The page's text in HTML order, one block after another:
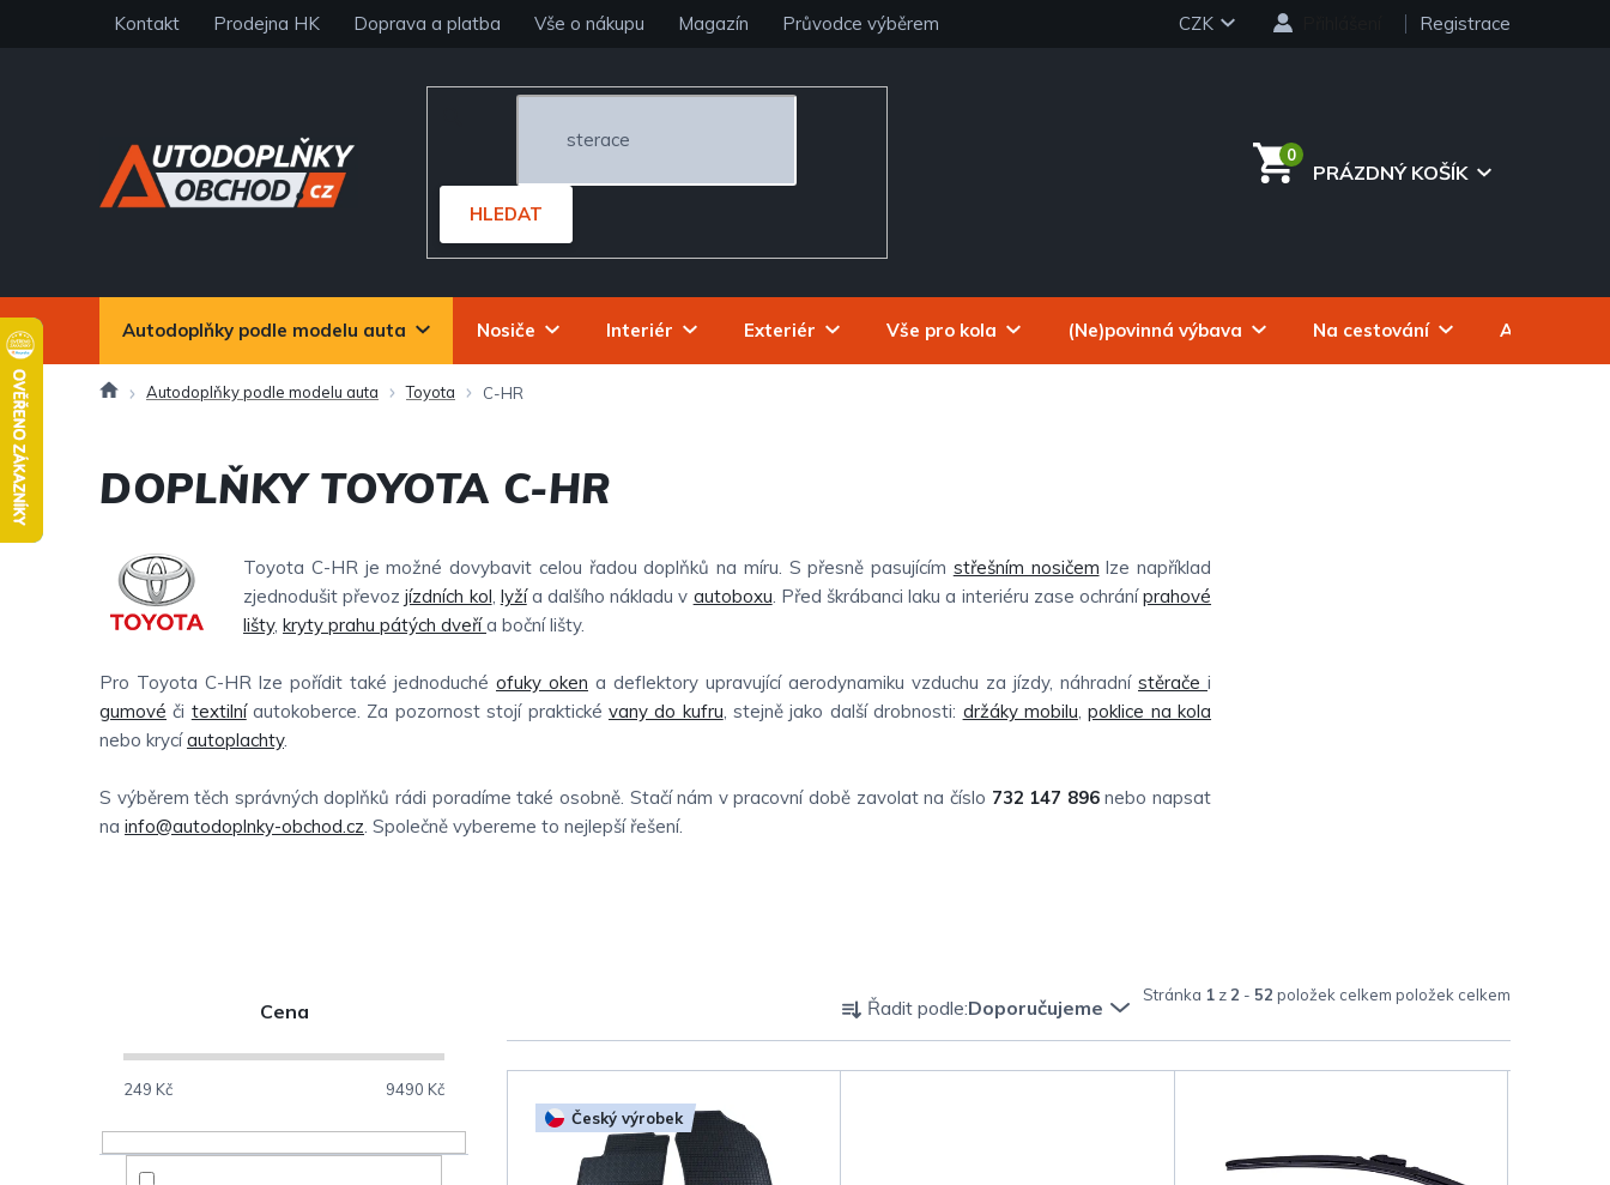
Kontakt Prodejna HK Doprava a platba Vše o nákupu Magazín Průvodce výběrem CZK Registrace
HLEDAT
PRÁZDNÝ KOŠÍK
Autodoplňky podle modelu auta Nosiče Interiér Exteriér Vše pro kola (Ne)povinná výbava Na cestování
DomůAutodoplňky podle modelu auta Toyota C-HR
DOPLŇKY TOYOTA C-HR
Toyota C-HR je možné dovybavit celou řadou doplňků na míru. S přesně pasujícím střešním nosičem lze například
zjednodušit převozjízdních kol, lyžía dalšího nákladu v autoboxu. Před škrábanci laku a interiéru zase ochráníprahové
lišty, kryty prahu pátých dveřía boční lišty.
Pro Toyota C-HR lze pořídit také jednoduché ofuky oken a deflektory upravující aerodynamiku vzduchu za jízdy, náhradní stěrače i
gumové či textilníautokoberce. Za pozornost stojí praktické vany do kufru, stejně jako další drobnosti: držáky mobilu,poklice na kola
nebo krycíautoplachty.
S výběrem těch správných doplňků rádi poradíme také osobně. Stačí nám v pracovní době zavolat na číslo 732 147 896nebo napsat
na info@autodoplnky-obchod.cz. Společně vybereme to nejlepší řešení.
t
Cena
249 Kč 9490 Kč
Stránka 1 z 2 - 52 položek celkem
Ř
a
Řadit podle:Doporučujeme
V
Český výrobek